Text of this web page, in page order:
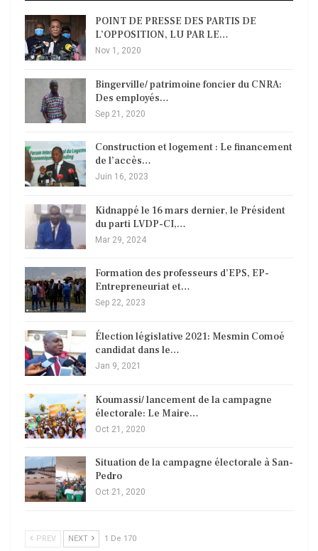
POINT DE PRESSE DES PARTIS DE
L’OPPOSITION, LU PAR LE…
Nov 1, 2020
Bingerville/ patrimoine foncier du CNRA:
Des employés…
Sep 21, 2020
Construction et logement : Le financement
de l’accès…
Juin 16, 2023
Kidnappé le 16 mars dernier, le Président
du parti LVDP-CI,…
Mar 29, 2024
Formation des professeurs d’EPS, EP-
Entrepreneuriat et…
Sep 22, 2023
Élection législative 2021: Mesmin Comoé
candidat dans le…
Jan 9, 2021
Koumassi/ lancement de la campagne
électorale: Le Maire…
Oct 21, 2020
Situation de la campagne électorale à San-
Pedro
Oct 21, 2020
PREV NEXT 1 De 170